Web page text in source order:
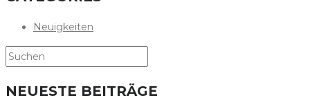
Neuigkeiten
NEUESTE BEITRÄGE